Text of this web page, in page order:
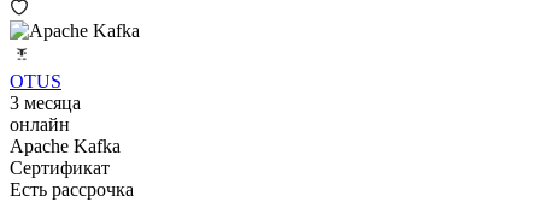
OTUS
3 месяца
онлайн
Apache Kafka
Сертификат
Есть рассрочка